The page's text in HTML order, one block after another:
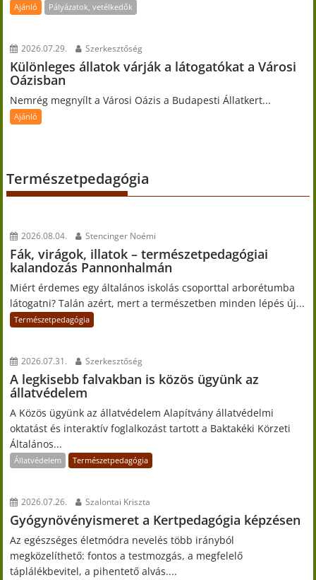
Ajánló Pályázatok, vetélkedők
2026.07.29. Szerkesztőség
Különleges állatok várják a látogatókat a Városi
Oázisban
Nemrég megnyílt a Városi Oázis a Budapesti Állatkert...
Ajánló
Természetpedagógia
2026.08.04. Stencinger Noémi
Fák, virágok, illatok – természetpedagógiai
kalandozás Pannonhalmán
Miért érdemes egy általános iskolás csoporttal arborétumba
látogatni? Talán azért, mert a természetben minden lépés új...
Természetpedagógia
2026.07.31. Szerkesztőség
A legkisebb falvakban is közös ügyünk az
állatvédelem
A Közös ügyünk az állatvédelem Alapítvány állatvédelmi
oktatást és interaktív foglalkozást tartott a Baktakéki Körzeti
Általános...
Állatvédelem Természetpedagógia
2026.07.26. Szalontai Kriszta
Gyógynövényismeret a Kertpedagógia képzésen
Az egészséges életmódra nevelés több irányból
megközelíthető: fontos a testmozgás, a megfelelő
táplálékbevitel, a pihentető alvás....